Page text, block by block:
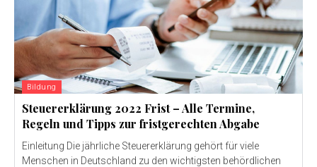
Bildung
Steuererklärung 2022 Frist – Alle Termine,
Regeln und Tipps zur fristgerechten Abgabe
Einleitung Die jährliche Steuererklärung gehört für viele
Menschen in Deutschland zu den wichtigsten behördlichen